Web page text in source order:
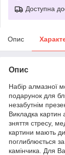
Доступна
Опис
Опис
Набір алмазної
подарунок для
незабутнім
Викладка картин
зняття стресу,
картини мають
поглиблюється
камінчика. Для